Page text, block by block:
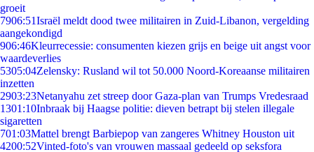
groeit
7906:51Israël meldt dood twee militairen in Zuid-Libanon, vergelding
aangekondigd
906:46Kleurrecessie: consumenten kiezen grijs en beige uit angst voor
waardeverlies
5305:04Zelensky: Rusland wil tot 50.000 Noord-Koreaanse militairen
inzetten
2903:23Netanyahu zet streep door Gaza-plan van Trumps Vredesraad
1301:10Inbraak bij Haagse politie: dieven betrapt bij stelen illegale
sigaretten
701:03Mattel brengt Barbiepop van zangeres Whitney Houston uit
4200:52Vinted-foto's van vrouwen massaal gedeeld op seksfora